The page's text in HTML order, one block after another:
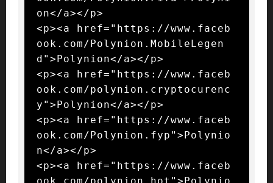
on</a></p>
<p><a href="https://www.faceb
ook.com/Polynion.MobileLegen
d">Polynion</a></p>
<p><a href="https://www.faceb
ook.com/polynion.cryptocurenc
y">Polynion</a></p>
<p><a href="https://www.faceb
ook.com/Polynion.fyp">Polynio
n</a></p>
<p><a href="https://www.faceb